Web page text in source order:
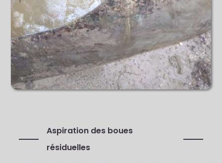
Aspiration des boues
résiduelles